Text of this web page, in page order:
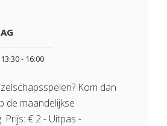
13:30 - 16:00
Kom dan
de maandelijkse
Prijs: € 2 - Uitpas -